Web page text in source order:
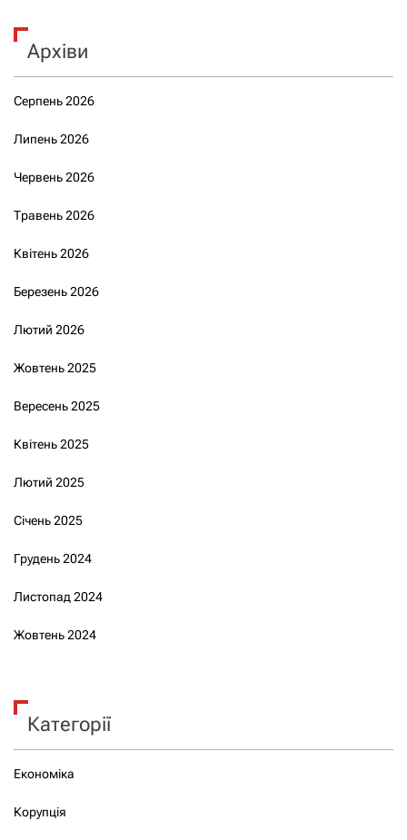
Архіви
Серпень 2026
Липень 2026
Червень 2026
Травень 2026
Квітень 2026
Березень 2026
Лютий 2026
Жовтень 2025
Вересень 2025
Квітень 2025
Лютий 2025
Січень 2025
Грудень 2024
Листопад 2024
Жовтень 2024
Категорії
Економіка
Корупція